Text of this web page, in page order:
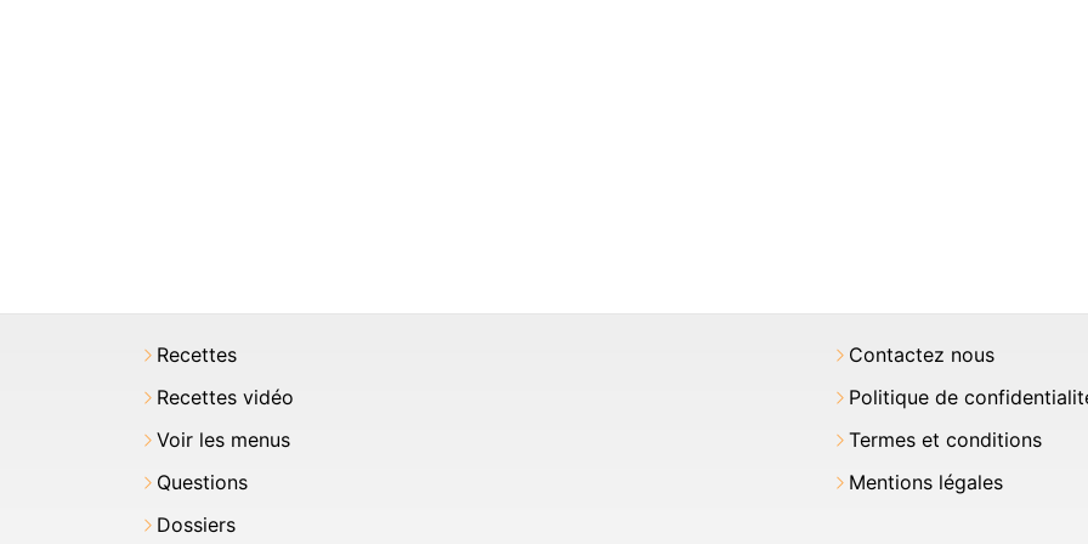
Recettes
Recettes vidéo
Voir les menus
Questions
Dossiers
Contactez nous
Politique de
Termes et conditions
Mentions légales